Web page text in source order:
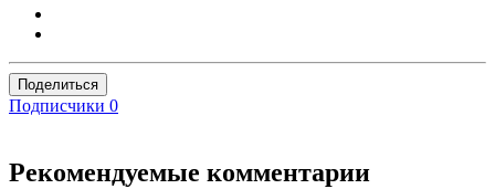
Поделиться
Подписчики 0
Рекомендуемые комментарии